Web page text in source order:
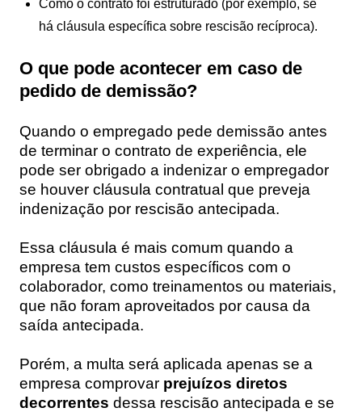
Como o contrato foi estruturado (por exemplo, se
há cláusula específica sobre rescisão recíproca).
O que pode acontecer em caso de
pedido de demissão?
Quando o empregado pede demissão antes
de terminar o contrato de experiência, ele
pode ser obrigado a indenizar o empregador
se houver cláusula contratual que preveja
indenização por rescisão antecipada.
Essa cláusula é mais comum quando a
empresa tem custos específicos com o
colaborador, como treinamentos ou materiais,
que não foram aproveitados por causa da
saída antecipada.
Porém, a multa será aplicada apenas se a
empresa comprovar prejuízos diretos
decorrentes dessa rescisão antecipada e se